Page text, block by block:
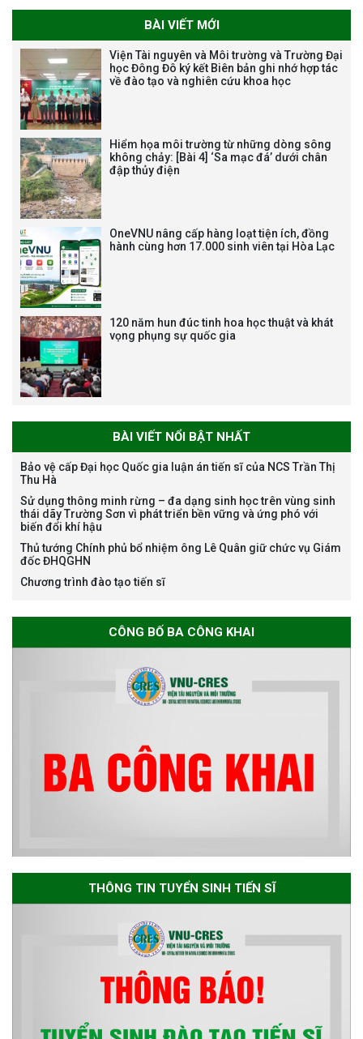
Tạm dừng công tác tuyển dụng
viên chức, người lao động các
vị trí việc làm chức danh nghề
Bảo vệ luận án tiến sĩ của NCS
bổng Nagao tại Việt Nam năm
ban chuyên môn đánh giá hồ
sơ chuyên môn cho các thí sinh
dự tuyển nghiên cứu sinh đợt 1
trình đào tạo tiến sĩ chuyên
ngành Môi trường và phát triển
bền vững đợt 1 năm 2026
BÀI VIẾT MỚI
Viện Tài nguyên và Môi trường và Trường Đại
học Đông Đô ký kết Biên bản ghi nhớ hợp tác
về đào tạo và nghiên cứu khoa học
Hiểm họa môi trường từ những dòng sông
không chảy: [Bài 4] ‘Sa mạc đá’ dưới chân
đập thủy điện
OneVNU nâng cấp hàng loạt tiện ích, đồng
hành cùng hơn 17.000 sinh viên tại Hòa Lạc
120 năm hun đúc tinh hoa học thuật và khát
vọng phụng sự quốc gia
BÀI VIẾT NỔI BẬT NHẤT
Bảo vệ cấp Đại học Quốc gia luận án tiến sĩ của NCS Trần Thị
Thu Hà
Sử dụng thông minh rừng – đa dạng sinh học trên vùng sinh
thái dãy Trường Sơn vì phát triển bền vững và ứng phó với
biến đổi khí hậu
Thủ tướng Chính phủ bổ nhiệm ông Lê Quân giữ chức vụ Giám
đốc ĐHQGHN
Chương trình đào tạo tiến sĩ
CÔNG BỐ BA CÔNG KHAI
THÔNG TIN TUYỂN SINH TIẾN SĨ